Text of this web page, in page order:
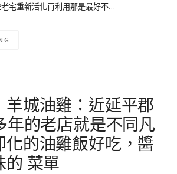
宅重新活化再利用那是最好不…
羊城油雞：近延平郡
年的老店就是不同凡
化的油雞飯好吃，醬
的 菜單